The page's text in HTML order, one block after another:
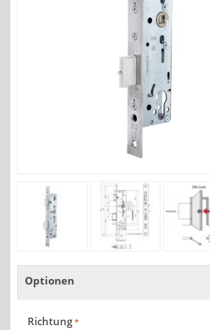
Optionen
Richtung